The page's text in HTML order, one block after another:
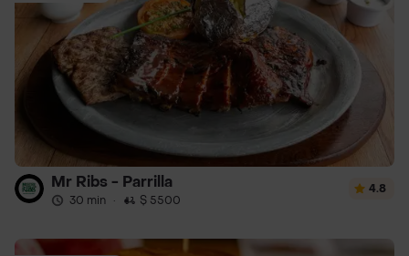
Mr Ribs - Parrilla
30 min · $ 5500
4.8